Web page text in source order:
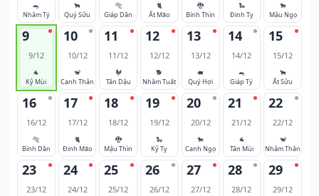
🐀
Nhâm Tý
🐂
Quý Sửu
🐅
Giáp Dần
🐈
Ất Mão
🐉
Bính Thìn
🐍
Đinh Tỵ
🐎
Mậu Ngọ
9
9/12
🐐
Kỷ Mùi
10
10/12
🐒
Canh Thân
11
11/12
🐓
Tân Dậu
12
12/12
🐕
Nhâm Tuất
13
13/12
🐖
Quý Hợi
14
14/12
🐀
Giáp Tý
15
15/12
🐂
Ất Sửu
16
16/12
🐅
Bính Dần
17
17/12
🐈
Đinh Mão
18
18/12
🐉
Mậu Thìn
19
19/12
🐍
Kỷ Tỵ
20
20/12
🐎
Canh Ngọ
21
21/12
🐐
Tân Mùi
22
22/12
🐒
Nhâm Thân
23
23/12
24
24/12
25
25/12
26
26/12
27
27/12
28
28/12
29
29/12